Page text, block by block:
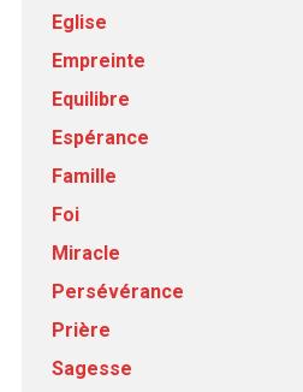
Eglise
Empreinte
Equilibre
Espérance
Famille
Foi
Miracle
Persévérance
Prière
Sagesse